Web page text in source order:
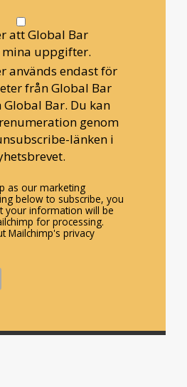
att Global Bar
uppgifter.
används endast för
från Global Bar
Global Bar. Du kan
genom
länken i
as our marketing
below to subscribe, you
your information will be
for processing.
Mailchimp's privacy